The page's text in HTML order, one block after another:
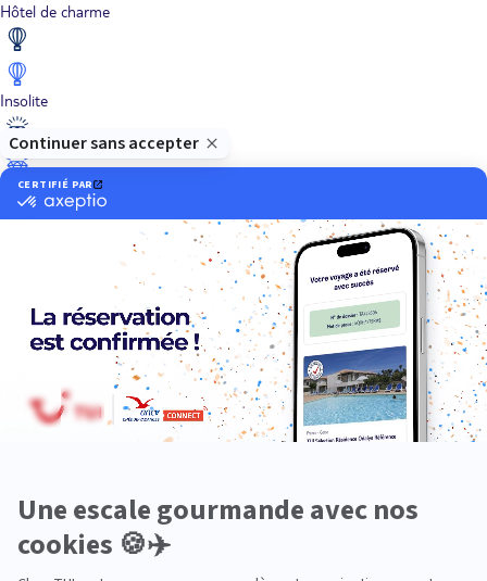
Hôtel de charme
Insolite
Luxe
Premium